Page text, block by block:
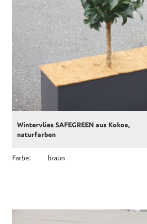
Wintervlies SAFEGREEN aus Kokos,
naturfarben
Farbe: braun